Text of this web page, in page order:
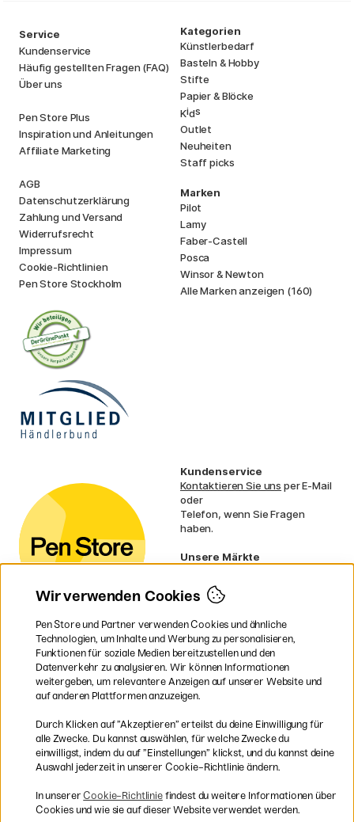
Service
Kundenservice
Häufig gestellten Fragen (FAQ)
Über uns
Pen Store Plus
Inspiration und Anleitungen
Affiliate Marketing
AGB
Datenschutzerklärung
Zahlung und Versand
Widerrufsrecht
Impressum
Cookie-Richtlinien
Pen Store Stockholm
Kategorien
Künstlerbedarf
Basteln & Hobby
Stifte
Papier & Blöcke
Kids
Outlet
Neuheiten
Staff picks
Marken
Pilot
Lamy
Faber-Castell
Posca
Winsor & Newton
Alle Marken anzeigen (160)
Kundenservice
Kontaktieren Sie uns per E-Mail
oder
Telefon, wenn Sie Fragen
haben.
Unsere Märkte
Norwegen
Dänemark
Frankreich
Irland
Niederlande
UK
EU
gelten für sperrige Produkte.
Sichere Bezahlung mit Visa, Mastercard und Paypal
Wir verwenden Cookies
Pen Store und Partner verwenden Cookies und ähnliche
Technologien, um Inhalte und Werbung zu personalisieren,
Funktionen für soziale Medien bereitzustellen und den
Datenverkehr zu analysieren. Wir können Informationen
weitergeben, um relevantere Anzeigen auf unserer Website und
auf anderen Plattformen anzuzeigen.
Durch Klicken auf ”Akzeptieren” erteilst du deine Einwilligung für
alle Zwecke. Du kannst auswählen, für welche Zwecke du
einwilligst, indem du auf ”Einstellungen” klickst, und du kannst deine
Auswahl jederzeit in unserer Cookie-Richtlinie ändern.
In unsererCookie-Richtliniefindest du weitere Informationen über
Cookies und wie sie auf dieser Website verwendet werden.